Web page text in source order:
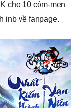
cho 10 còm-men
inb về fanpage.